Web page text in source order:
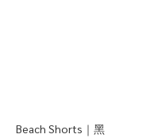
Beach Shorts｜黑